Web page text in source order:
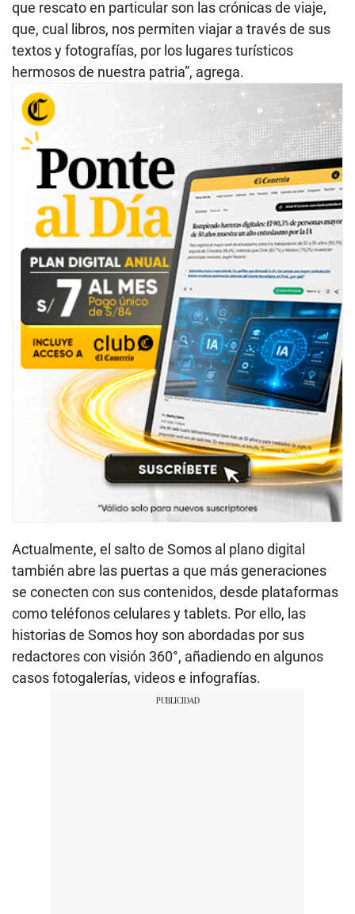
que rescato en particular son las crónicas de viaje,
que, cual libros, nos permiten viajar a través de sus
textos y fotografías, por los lugares turísticos
hermosos de nuestra patria”, agrega.
Actualmente, el salto de Somos al plano digital
también abre las puertas a que más generaciones
se conecten con sus contenidos, desde plataformas
como teléfonos celulares y tablets. Por ello, las
historias de Somos hoy son abordadas por sus
redactores con visión 360°, añadiendo en algunos
casos fotogalerías, videos e infografías.